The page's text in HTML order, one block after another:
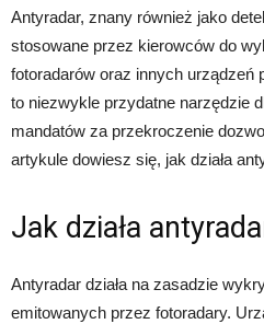
Antyradar, znany również jako
stosowane przez kierowców do
fotoradarów oraz innych urządzeń
to niezwykle przydatne narzędzie
mandatów za przekroczenie
artykule dowiesz się, jak działa
Jak działa
Antyradar działa na zasadzie
emitowanych przez fotoradary.